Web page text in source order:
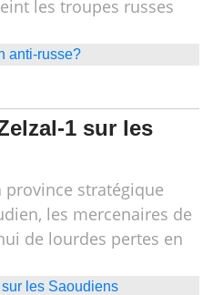
les troupes russes
1 sur les
province stratégique
les mercenaires de
de lourdes pertes en